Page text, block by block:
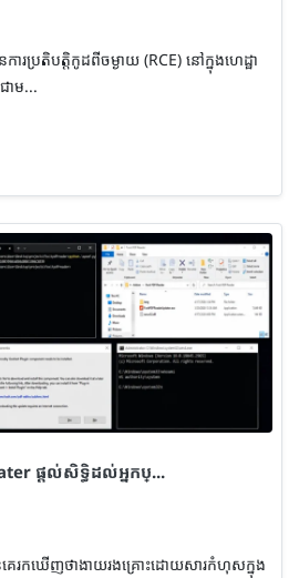
រតិបត្តិកូដពីចម្ងាយ (RCE) នៅក្នុងហេដ្ឋា
ាម...
ផ្តល់សិទ្ធិដល់អ្នកប្...
គេរកឃើញថាងាយរងគ្រោះដោយសារកំហុសក្នុង